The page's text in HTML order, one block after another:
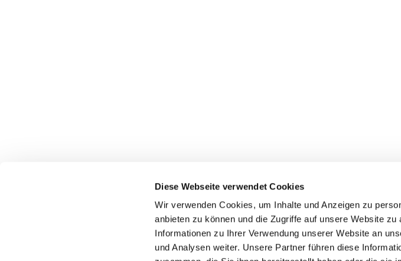
Diese Webseite verwendet Cookies
Wir verwenden Cookies, um Inhalte und Anzeigen zu
anbieten zu können und die Zugriffe auf unsere Website
Informationen zu Ihrer Verwendung unserer Website an
und Analysen weiter. Unsere Partner führen diese